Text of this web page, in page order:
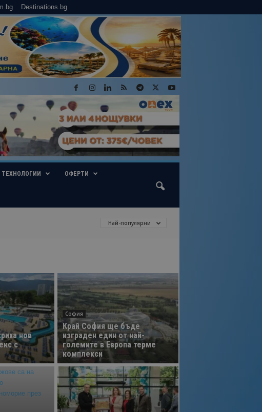
Destinations.bg
ТЕХНОЛОГИИ ОФЕРТИ
Най-популярни
нов
с
София
Край София ще бъде
изграден един от най-
големите в Европа терме
комплекси